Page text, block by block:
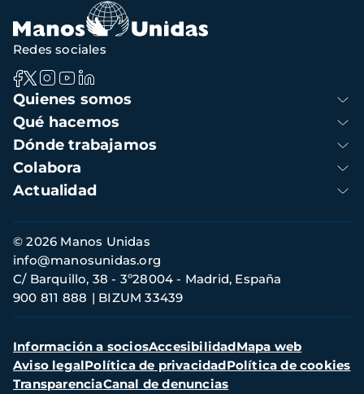
Navegación
principal
Quienes somos
Qué hacemos
Dónde trabajamos
Colabora
Actualidad
Redes sociales
Información
de
contacto
© 2026 Manos Unidas
C/ Barquillo, 38 - 3º28004 - Madrid, España
900 811 888
BIZUM 33439
info@manosunidas.org
Menú
secundario
Información a sociosAccesibilidadMapa web
Aviso legalPolítica de privacidadPolítica de cookies
TransparenciaCanal de denuncias